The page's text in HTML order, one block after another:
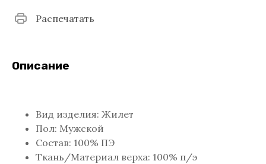
Распечатать
Описание
Вид изделия: Жилет
Пол: Мужской
Состав: 100% ПЭ
Ткань/Материал верха: 100% п/э